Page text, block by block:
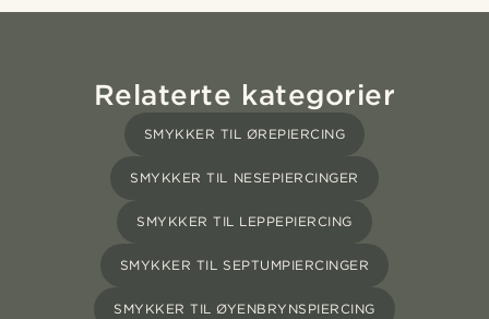
Relaterte kategorier
SMYKKER TIL ØREPIERCING
SMYKKER TIL NESEPIERCINGER
SMYKKER TIL LEPPEPIERCING
SMYKKER TIL SEPTUMPIERCINGER
SMYKKER TIL ØYENBRYNSPIERCING